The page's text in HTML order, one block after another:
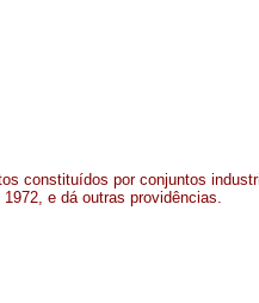
constituídos por conjuntos
e dá outras providências.